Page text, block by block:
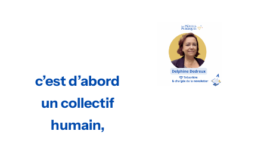
c’est d’abord
un collectif
humain,